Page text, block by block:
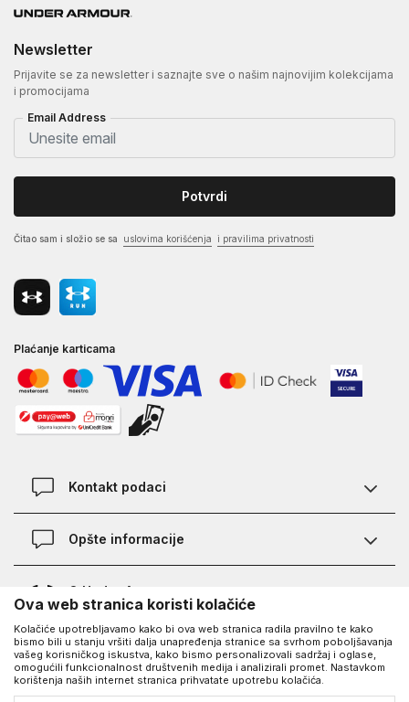
Newsletter
Prijavite se za newsletter i saznajte sve o našim najnovijim kolekcijama
i promocijama
Email Address
Potvrdi
Čitao sam i složio se sa uslovima korišćenja i pravilima privatnosti
Plaćanje karticama
Kontakt podaci
Kontakt
Opšte informacije
Provjera statusa porudžbine
Najčešća pitanja
Kako kupiti
O Under Armour-u
O nama - priča o UA
Saznajte više o UA
Karijera
UA Social
Facebook
©2026https://www.underarmour.ba/, IzradaNB SOFT. Sva prava zadržana.
Ova web stranica koristi kolačiće
Kolačiće upotrebljavamo kako bi ova web stranica radila pravilno te kako
bismo bili u stanju vršiti dalja unapređenja stranice sa svrhom poboljšavanja
vašeg korisničkog iskustva, kako bismo personalizovali sadržaj i oglase,
omogućili funkcionalnost društvenih medija i analizirali promet. Nastavkom
korištenja naših internet stranica prihvatate upotrebu kolačića.